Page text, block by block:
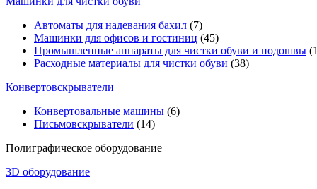
Автоматы для надевания бахил (7)
Машинки для офисов и гостиниц (45)
Промышленные аппараты для чистки обуви и подошвы
Расходные материалы для чистки обуви (38)
Конвертовскрыватели
Конвертовальные машины (6)
Письмовскрыватели (14)
Полиграфическое оборудование
3D оборудование